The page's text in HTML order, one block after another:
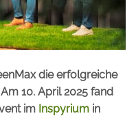
die erfolgreiche
10. April 2025 fand
im Inspyrium in